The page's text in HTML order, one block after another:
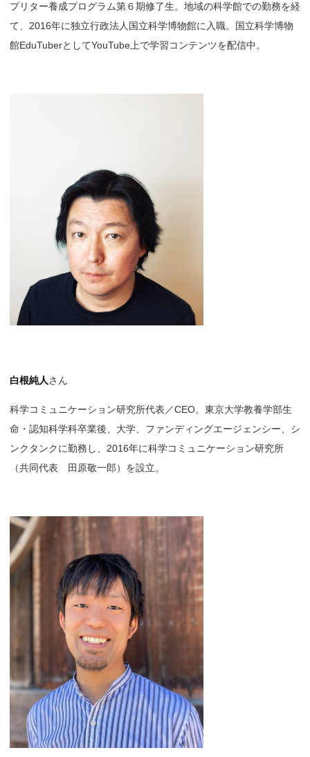
プリター養成プログラム第６期修了生。地域の科学館での勤務を経
て、2016年に独立行政法人国立科学博物館に入職。国立科学博物
館EduTuberとしてYouTube上で学習コンテンツを配信中。
白根純人さん
科学コミュニケーション研究所代表／CEO。東京大学教養学部生
命・認知科学科卒業後、大学、ファンディングエージェンシー、シ
ンクタンクに勤務し、2016年に科学コミュニケーション研究所
（共同代表 田原敬一郎）を設立。